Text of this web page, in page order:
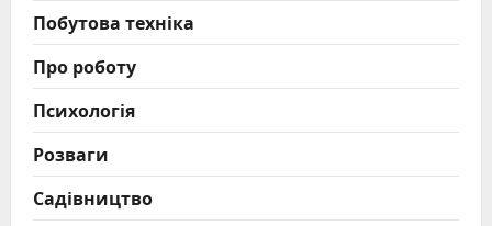
Побутова техніка
Про роботу
Психологія
Розваги
Садівництво